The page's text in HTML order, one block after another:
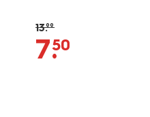
13.99
7.
50